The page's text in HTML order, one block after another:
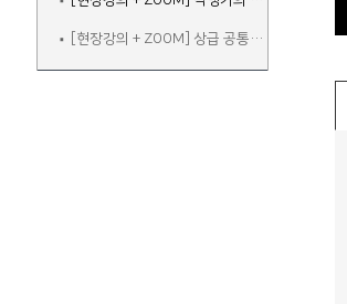
[현장강의 + ZOOM] 상급 공통어휘 속성반